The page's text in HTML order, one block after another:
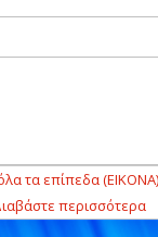
επίπεδα (ΕΙΚΟΝΑ)
περισσότερα